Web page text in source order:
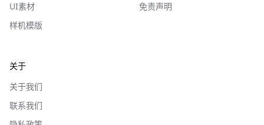
UI素材
样机模版
免责声明
关于
关于我们
联系我们